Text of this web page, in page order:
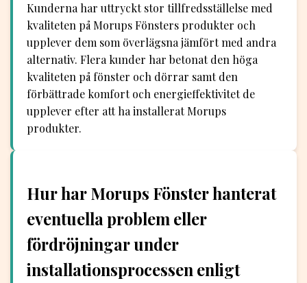
Kunderna har uttryckt stor tillfredsställelse med
kvaliteten på Morups Fönsters produkter och
upplever dem som överlägsna jämfört med andra
alternativ. Flera kunder har betonat den höga
kvaliteten på fönster och dörrar samt den
förbättrade komfort och energieffektivitet de
upplever efter att ha installerat Morups
produkter.
Hur har Morups Fönster hanterat
eventuella problem eller
fördröjningar under
installationsprocessen enligt